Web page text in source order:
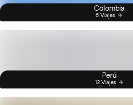
Colombia
6 Viajes
Perú
12 Viajes